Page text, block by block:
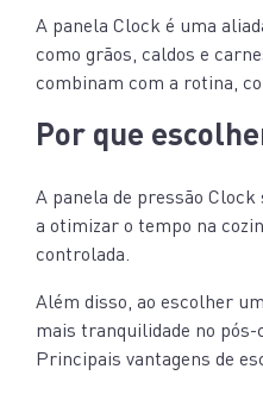
A panela Clock é uma
como grãos, caldos e
combinam com a rotina,
Por que
A panela de pressão
a otimizar o tempo na
controlada.
Além disso, ao escolher
mais tranquilidade no pós-
Principais vantagens de